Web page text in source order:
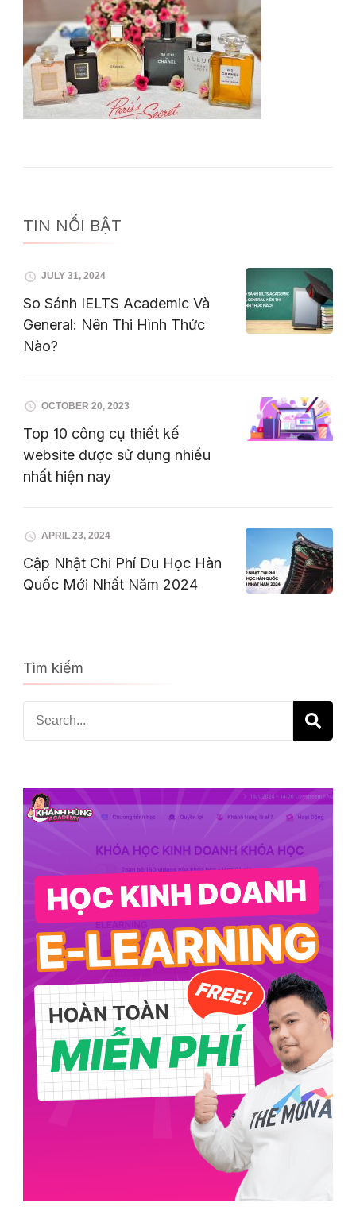
TIN NỔI BẬT
JULY 31, 2024
So Sánh IELTS Academic Và
General: Nên Thi Hình Thức
Nào?
OCTOBER 20, 2023
Top 10 công cụ thiết kế
website được sử dụng nhiều
nhất hiện nay
APRIL 23, 2024
Cập Nhật Chi Phí Du Học Hàn
Quốc Mới Nhất Năm 2024
Tìm kiếm
Search
for: